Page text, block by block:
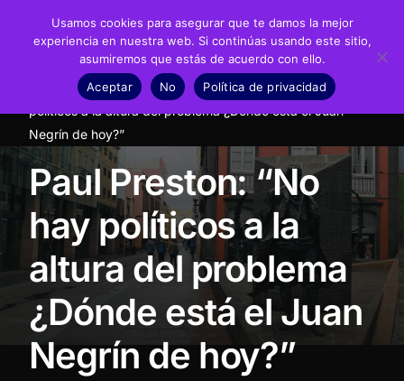
Noticias Noticias
Paul Preston: “No hay
políticos a la altura del problema ¿Dónde está el Juan
Negrín de hoy?”
Paul Preston: “No
hay políticos a la
altura del problema
¿Dónde está el Juan
Negrín de hoy?”
Usamos cookies para asegurar que te damos la mejor
experiencia en nuestra web. Si continúas usando este sitio,
asumiremos que estás de acuerdo con ello.
Aceptar
No Política de privacidad
Fundación
Recursos
Noticias
Material didáctico
Transparencia